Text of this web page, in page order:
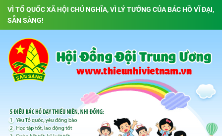
VÌ TỔ QUỐC XÃ HỘI CHỦ NGHĨA, VÌ LÝ TƯỞNG CỦA BÁC HỒ VĨ ĐẠI,
SẴN SÀNG!